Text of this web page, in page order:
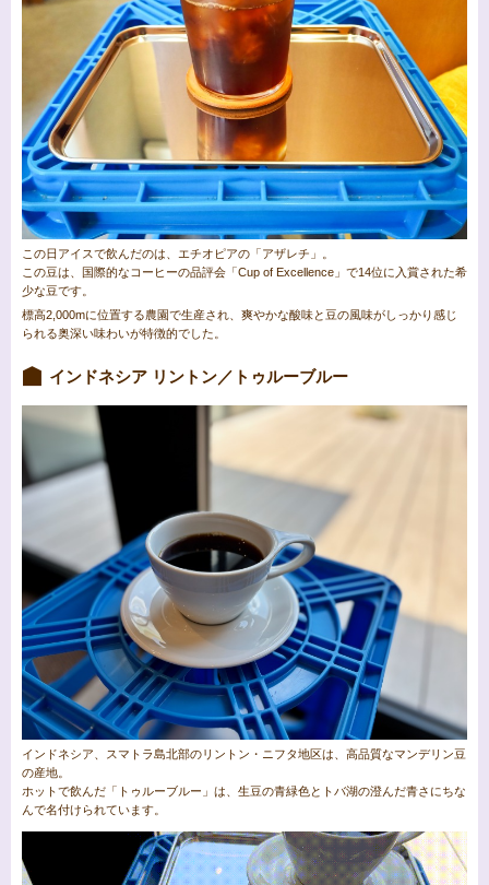
この日アイスで飲んだのは、エチオピアの「アザレチ」。
この豆は、国際的なコーヒーの品評会「Cup of Excellence」で14位に入賞された希
少な豆です。
標高2,000mに位置する農園で生産され、爽やかな酸味と豆の風味がしっかり感じ
られる奥深い味わいが特徴的でした。
インドネシア リントン／トゥルーブルー
インドネシア、スマトラ島北部のリントン・ニフタ地区は、高品質なマンデリン豆
の産地。
ホットで飲んだ「トゥルーブルー」は、生豆の青緑色とトバ湖の澄んだ青さにちな
んで名付けられています。